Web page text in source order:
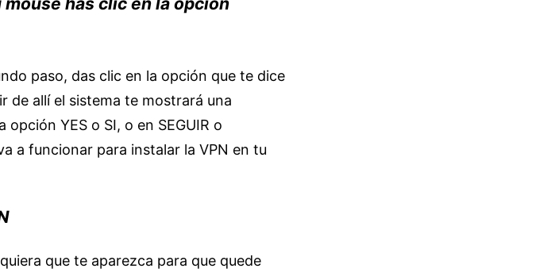
paso, das clic en la opción que te dice
de allí el sistema te mostrará una
YES o SI, o en SEGUIR o
a funcionar para instalar la VPN en tu
que te aparezca para que quede